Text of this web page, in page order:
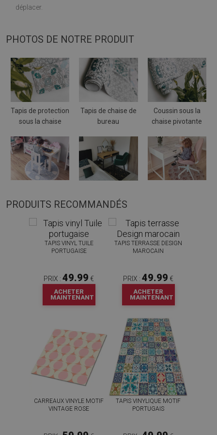
déplacer.
PHOTOS DE NOTRE PRODUIT
Tapis de protection
sous la chaise
Tapis de chaise de
bureau
Coussin sous la
chaise pivotante
PRODUITS RECOMMANDÉS
TAPIS VINYL TUILE
PORTUGAISE
PRIX : 49.99 €
ACHETER
MAINTENANT
TAPIS TERRASSE DESIGN
MAROCAIN
PRIX : 49.99 €
ACHETER
MAINTENANT
CARREAUX VINYLE MOTIF
VINTAGE ROSE
TAPIS VINYLIQUE MOTIF
PORTUGAIS